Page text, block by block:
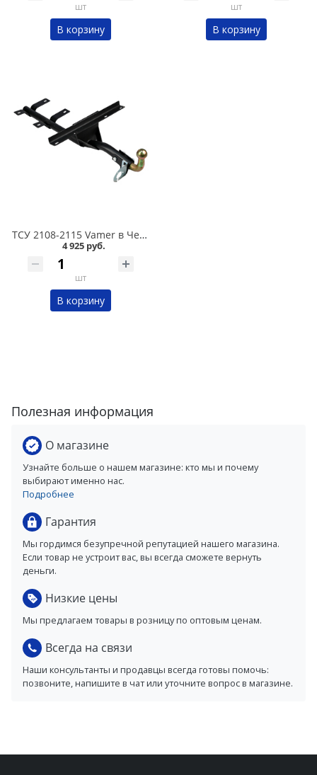
шт
В корзину
шт
В корзину
ТСУ 2108-2115 Vamer в Челябинске
4 925 руб.
шт
В корзину
Полезная информация
О магазине
Узнайте больше о нашем магазине: кто мы и почему
выбирают именно нас.
Подробнее
Гарантия
Мы гордимся безупречной репутацией нашего магазина.
Если товар не устроит вас, вы всегда сможете вернуть
деньги.
Низкие цены
Мы предлагаем товары в розницу по оптовым ценам.
Всегда на связи
Наши консультанты и продавцы всегда готовы помочь:
позвоните, напишите в чат или уточните вопрос в магазине.